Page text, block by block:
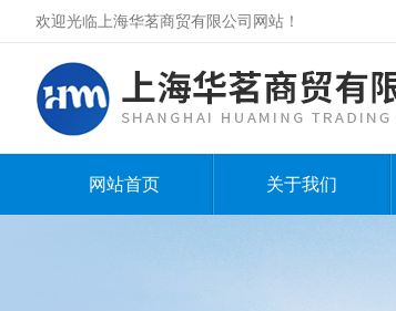
欢迎光临上海华茗商贸有限公司网站！
网站首页 关于我们